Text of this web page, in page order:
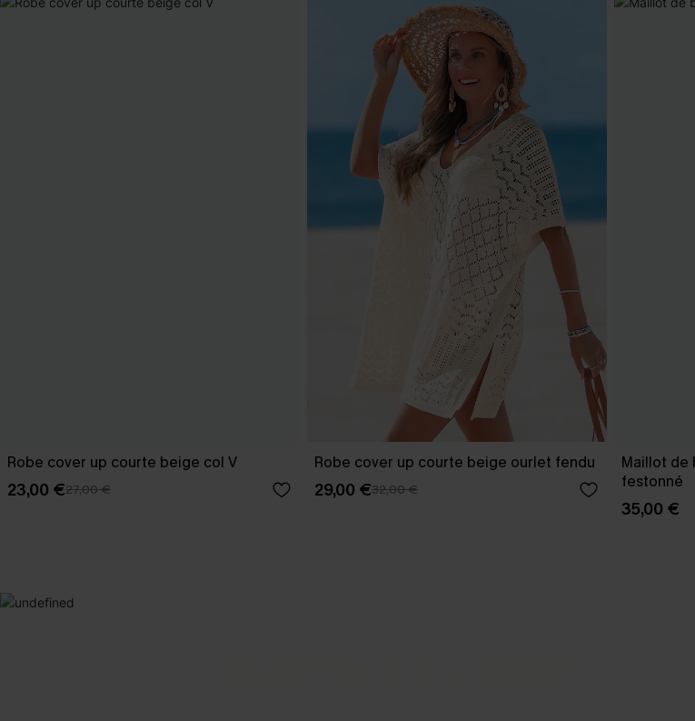
Robe cover up courte beige col V
23,00 €27,00 €
Robe cover up courte beige ourlet fendu
29,00 €32,00 €
Maillot de
festonné
35,00 €